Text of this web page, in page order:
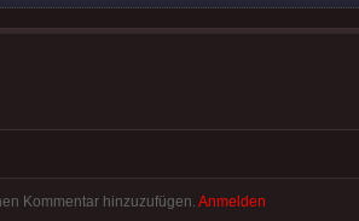
Kommentar hinzuzufügen. Anmelden